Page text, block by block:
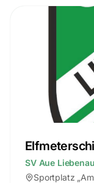
SV Aue Liebenau
Sportplatz